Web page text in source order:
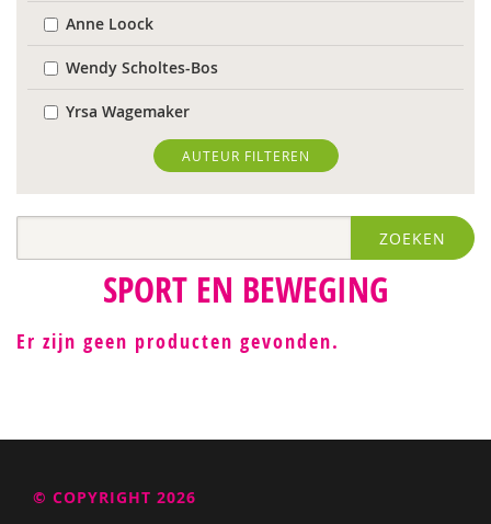
Anne Loock
Wendy Scholtes-Bos
Yrsa Wagemaker
AUTEUR FILTEREN
ZOEKEN
SPORT EN BEWEGING
Er zijn geen producten gevonden.
© COPYRIGHT 2026